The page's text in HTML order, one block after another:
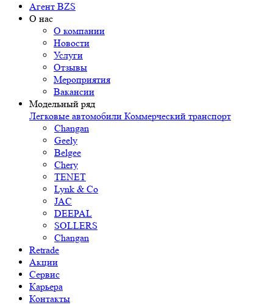
Агент BZS
О нас
О компании
Новости
Услуги
Отзывы
Мероприятия
Вакансии
Модельный ряд
Легковые автомобили Коммерческий транспорт
Changan
Geely
Belgee
Chery
TENET
Lynk & Co
JAC
DEEPAL
SOLLERS
Changan
Retrade
Акции
Сервис
Карьера
Контакты